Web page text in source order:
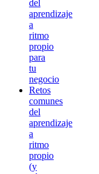
del
aprendizaje
a
ritmo
propio
para
tu
negocio
Retos
comunes
del
aprendizaje
a
ritmo
propio
(y